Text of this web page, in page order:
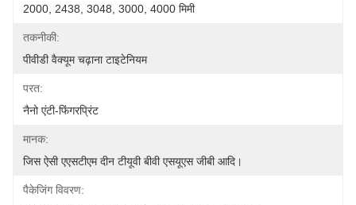
2000, 2438, 3048, 3000, 4000 मिमी
तकनीकी:
पीवीडी वैक्यूम चढ़ाना टाइटेनियम
परत:
नैनो एंटी-फिंगरप्रिंट
मानक:
जिस ऐसी एएसटीएम दीन टीयूवी बीवी एसयूएस जीबी आदि।
पैकेजिंग विवरण: